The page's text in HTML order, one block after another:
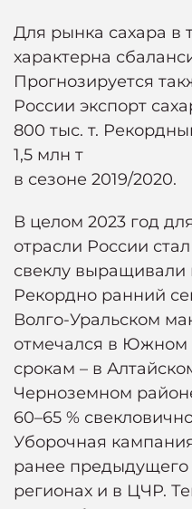
Для рынка сахара в
характерна
Прогнозируется
России экспорт
800 тыс. т.
1,5 млн т
в сезоне 2019/2020.
В целом 2023 год
отрасли России
свеклу выращивали
Рекордно ранний
Волго-Уральском
отмечался в Южном
срокам – в
Черноземном
60–65 %
Уборочная
ранее
регионах и в ЦЧР.